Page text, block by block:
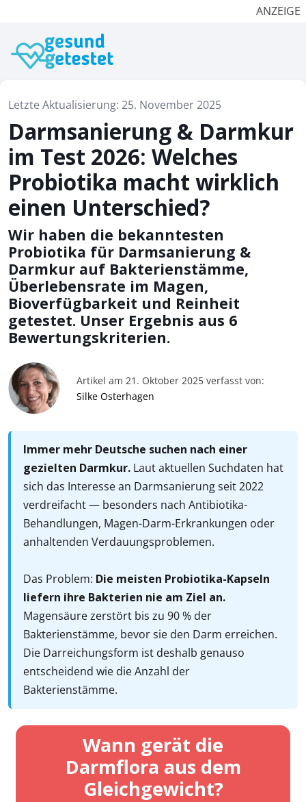
ANZEIGE
Letzte Aktualisierung: 25. November 2025
Darmsanierung & Darmkur
im Test 2026: Welches
Probiotika macht wirklich
einen Unterschied?
Wir haben die bekanntesten
Probiotika für Darmsanierung &
Darmkur auf Bakterienstämme,
Überlebensrate im Magen,
Bioverfügbarkeit und Reinheit
getestet. Unser Ergebnis aus 6
Bewertungskriterien.
Artikel am 21. Oktober 2025 verfasst von:
Silke Osterhagen
Immer mehr Deutsche suchen nach einer
gezielten Darmkur. Laut aktuellen Suchdaten hat
sich das Interesse an Darmsanierung seit 2022
verdreifacht — besonders nach Antibiotika-
Behandlungen, Magen-Darm-Erkrankungen oder
anhaltenden Verdauungsproblemen.
Das Problem: Die meisten Probiotika-Kapseln
liefern ihre Bakterien nie am Ziel an.
Magensäure zerstört bis zu 90 % der
Bakterienstämme, bevor sie den Darm erreichen.
Die Darreichungsform ist deshalb genauso
entscheidend wie die Anzahl der
Bakterienstämme.
Wann gerät die
Darmflora aus dem
Gleichgewicht?